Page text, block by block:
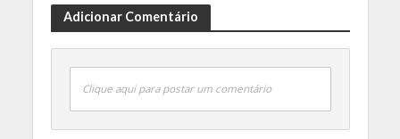
Adicionar Comentário
Clique aqui para postar um comentário